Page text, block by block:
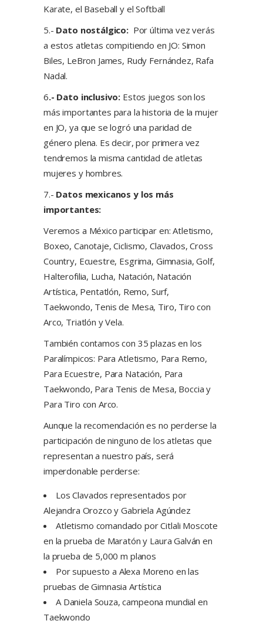
Karate, el Baseball y el Softball
5.- Dato nostálgico: Por última vez verás
a estos atletas compitiendo en JO: Simon
Biles, LeBron James, Rudy Fernández, Rafa
Nadal.
6.- Dato inclusivo: Estos juegos son los
más importantes para la historia de la mujer
en JO, ya que se logró una paridad de
género plena. Es decir, por primera vez
tendremos la misma cantidad de atletas
mujeres y hombres.
7.- Datos mexicanos y los más
importantes:
Veremos a México participar en: Atletismo,
Boxeo, Canotaje, Ciclismo, Clavados, Cross
Country, Ecuestre, Esgrima, Gimnasia, Golf,
Halterofilia, Lucha, Natación, Natación
Artística, Pentatlón, Remo, Surf,
Taekwondo, Tenis de Mesa, Tiro, Tiro con
Arco, Triatlón y Vela.
También contamos con 35 plazas en los
Paralímpicos: Para Atletismo, Para Remo,
Para Ecuestre, Para Natación, Para
Taekwondo, Para Tenis de Mesa, Boccia y
Para Tiro con Arco.
Aunque la recomendación es no perderse la
participación de ninguno de los atletas que
representan a nuestro país, será
imperdonable perderse:
Los Clavados representados por
Alejandra Orozco y Gabriela Agúndez
Atletismo comandado por Citlali Moscote
en la prueba de Maratón y Laura Galván en
la prueba de 5,000 m planos
Por supuesto a Alexa Moreno en las
pruebas de Gimnasia Artística
A Daniela Souza, campeona mundial en
Taekwondo